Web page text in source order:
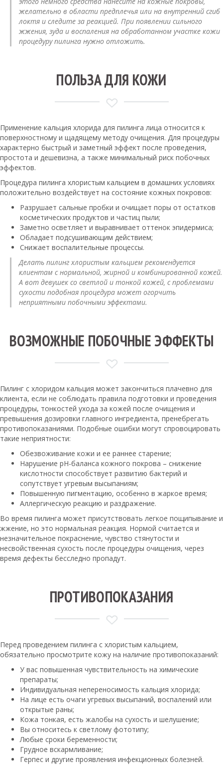
желательно в области предплечья или на внутренний сгиб
локтя и следите за реакцией. При появлении сильного
жжения, зуда и воспаления на обработанном участке кожи
процедуру пилинга нужно отложить.
ПОЛЬЗА ДЛЯ КОЖИ
Применение кальция хлорида для пилинга лица относится к
поверхностному и щадящему методу очищения. Для процедуры
характерно быстрый и заметный эффект после проведения,
простота и дешевизна, а также минимальный риск побочных
эффектов.
Процедура пилинга хлористым кальцием в домашних условиях
положительно воздействует на состояние кожных покровов:
Разрушает сальные пробки и очищает поры от остатков
косметических продуктов и частиц пыли;
Заметно осветляет и выравнивает оттенок эпидермиса;
Обладает подсушивающим действием;
Снижает воспалительные процессы.
Делать пилинг хлористым кальцием рекомендуется
клиентам с нормальной, жирной и комбинированной кожей.
А вот девушек со светлой и тонкой кожей, с проблемами
сухости подобная процедура может огорчить
неприятными побочными эффектами.
ВОЗМОЖНЫЕ ПОБОЧНЫЕ ЭФФЕКТЫ
Пилинг с хлоридом кальция может закончиться плачевно для
клиента, если не соблюдать правила подготовки и проведения
процедуры, тонкостей ухода за кожей после очищения и
превышения дозировки главного ингредиента, пренебрегать
противопоказаниями. Подобные ошибки могут спровоцировать
такие неприятности:
Обезвоживание кожи и ее раннее старение;
Нарушение pH-баланса кожного покрова – снижение
кислотности способствует развитию бактерий и
сопутствует угревым высыпаниям;
Повышенную пигментацию, особенно в жаркое время;
Аллергическую реакцию и раздражение.
Во время пилинга может присутствовать легкое пощипывание и
жжение, но это нормальная реакция. Нормой считается и
незначительное покраснение, чувство стянутости и
несвойственная сухость после процедуры очищения, через
время дефекты бесследно пропадут.
ПРОТИВОПОКАЗАНИЯ
Перед проведением пилинга с хлористым кальцием,
обязательно просмотрите кожу на наличие противопоказаний:
У вас повышенная чувствительность на химические
препараты;
Индивидуальная непереносимость кальция хлорида;
На лице есть очаги угревых высыпаний, воспалений или
открытые раны;
Кожа тонкая, есть жалобы на сухость и шелушение;
Вы относитесь к светлому фототипу;
Любые сроки беременности;
Грудное вскармливание;
Герпес и другие проявления инфекционных болезней.